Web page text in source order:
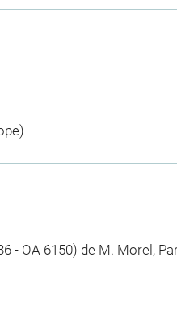
- OA 6150) de M. Morel,